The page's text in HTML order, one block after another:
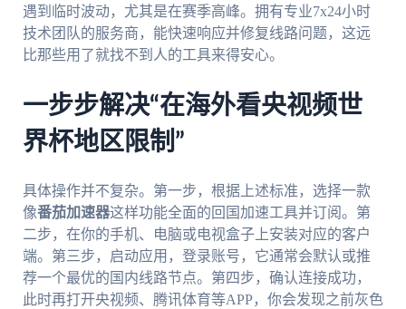
遇到临时波动，尤其是在赛季高峰。拥有专业7x24小时
技术团队的服务商，能快速响应并修复线路问题，这远
比那些用了就找不到人的工具来得安心。
一步步解决“在海外看央视频世
界杯地区限制”
具体操作并不复杂。第一步，根据上述标准，选择一款
像番茄加速器这样功能全面的回国加速工具并订阅。第
二步，在你的手机、电脑或电视盒子上安装对应的客户
端。第三步，启动应用，登录账号，它通常会默认或推
荐一个最优的国内线路节点。第四步，确认连接成功，
此时再打开央视频、腾讯体育等APP，你会发现之前灰色